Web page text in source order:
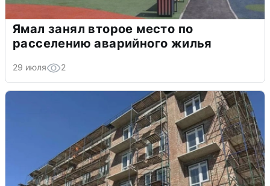
Ямал занял второе место по
расселению аварийного жилья
29 июля 2